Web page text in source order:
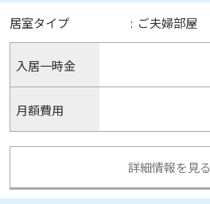
居室タイプ : ご夫婦部屋
入居一時金
月額費用
詳細情報を見る